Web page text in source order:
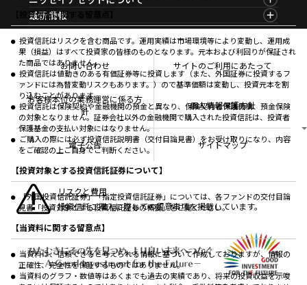
【投資信託に関する留意点】
投資信託はリスクを含む商品です。運用実績は市場環境等により変動し、運用成
果（損益）はすべて投資家の皆様のものとなります。元本および利回りが保証され
た商品ではありません。
投資信託は値動きのある有価証券等に投資します（また、外国証券に投資するフ
ァンドには為替変動リスクもあります。）ので基準価額は変動し、投資元本を割
り込むことがあります。
投資信託は保険契約や金融機関の預金と異なり、保険契約者保護機構、預金保険
の対象となりません。証券会社以外の金融機関で購入された投資信託は、投資者
保護基金の支払い対象にはなりません。
ご購入の際には必ず投資信託説明書（交付目論見書）をお受け取りになり、内容
をご確認の上ご自身でご判断ください。
【投資対象とする投資信託証券について】
「外国投資信託証券」「指定投資信託証券」については、各ファンドの交付目論
見書「投資対象とする投資信託証券の概要」をご覧ください。
【当資料に関する留意点】
当資料は、信頼できると考えられる情報に基づいて作成しておりますが、情報の
正確性、完全性を保証するものではありません。
当資料のグラフ・数値等はあくまでも過去の実績であり、将来の投資収益を示唆
海外休日カレンダー
投資信託新商品のご案内
投資信託償還商品のご案内
ちょこっと3分！ファンドシアター
有価証券届出書の効力の発生の有無について
こだわりのインデックスファンド 購入・換金手数料
なしシリーズ
確定拠出年金について
コラム
ファンドレポート
資産形成サービス
Nダイレクト
Goal Navi
資産形成サポート
NAMシティ
お問い合わせ
よくあるご質問
投資の教室
サステナビリティ経営
サステナブル投資
ニッセイアセットについてTOP
会社情報
プレスリリース
受賞歴
方針・その他開示情報
採用情報
公式キャラクターのご紹介
最新情報
マーケットニュース
商品ニュース
おしらせ
メディアお問い合わせ サイトのご利用にあたって
お客様本位の業務運営に係る方
針
個人情報保護方針
電子公告 サイトマップ
リスクと費用
投資信託ご購入に際しての留意事項を掲載しています。